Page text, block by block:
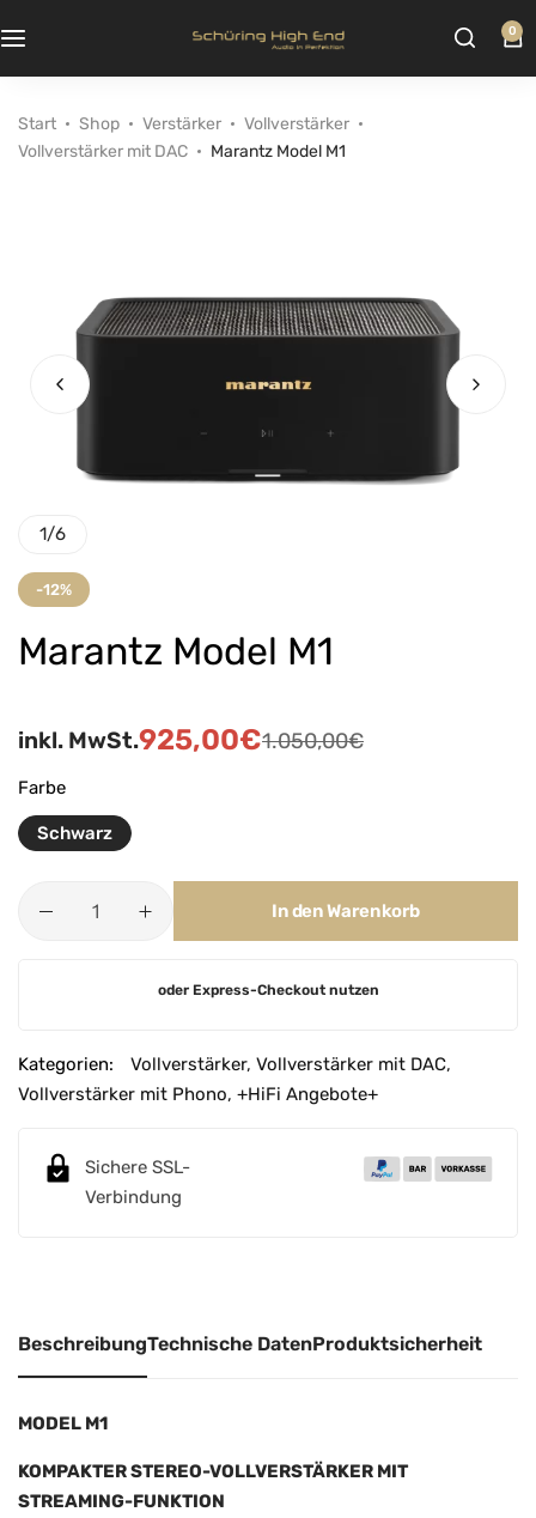
0
Start Shop Verstärker
Vollverstärker
Vollverstärker mit DAC
Marantz Model M1
1/6
-12%
Marantz Model M1
1.050,00€
925,00€
inkl. MwSt.
Farbe
Schwarz
In den Warenkorb
e
r
oder Express-Checkout nutzen
Kategorien: Vollverstärker, Vollverstärker mit DAC,
Vollverstärker mit Phono, +HiFi Angebote+
Sichere SSL-
Verbindung
BeschreibungTechnische DatenProduktsicherheit
MODEL M1
KOMPAKTER STEREO-VOLLVERSTÄRKER MIT
STREAMING-FUNKTION